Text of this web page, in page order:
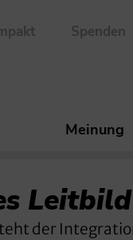
Spenden
Meinung
der